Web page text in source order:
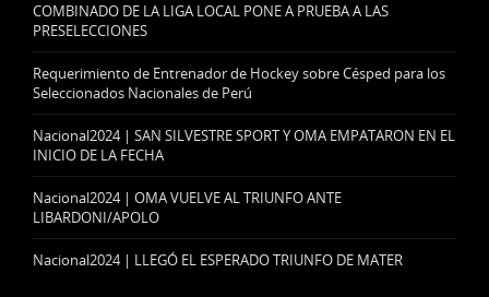
COMBINADO DE LA LIGA LOCAL PONE A PRUEBA A LAS
PRESELECCIONES
Requerimiento de Entrenador de Hockey sobre Césped para los
Seleccionados Nacionales de Perú
Nacional2024 | SAN SILVESTRE SPORT Y OMA EMPATARON EN EL
INICIO DE LA FECHA
Nacional2024 | OMA VUELVE AL TRIUNFO ANTE
LIBARDONI/APOLO
Nacional2024 | LLEGÓ EL ESPERADO TRIUNFO DE MATER